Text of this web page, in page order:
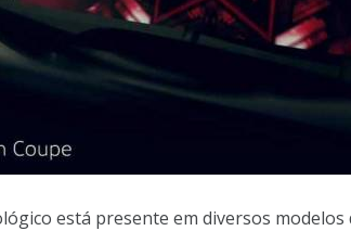
está presente em diversos